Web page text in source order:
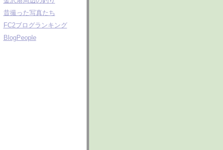
昔撮った写真たち
FC2ブログランキング
BlogPeople